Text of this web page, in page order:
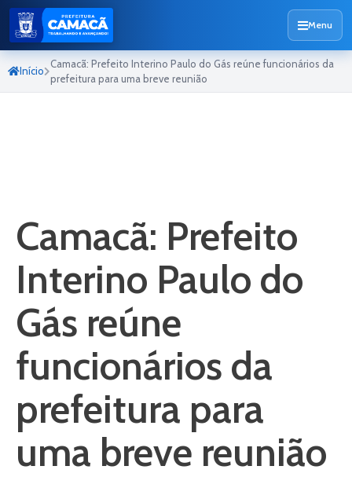
Menu
Início
Camacã: Prefeito Interino Paulo do Gás reúne funcionários da
prefeitura para uma breve reunião
Camacã: Prefeito
Interino Paulo do
Gás reúne
funcionários da
prefeitura para
uma breve reunião